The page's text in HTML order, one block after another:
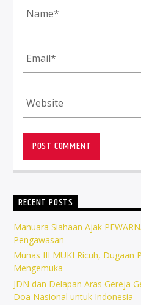
RECENT POSTS
Manuara Siahaan Ajak
Pengawasan
Munas III MUKI Ricuh, Dugaan
Mengemuka
JDN dan Delapan Aras Gereja
Doa Nasional untuk Indonesia